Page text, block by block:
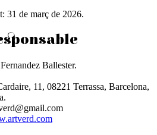
31 de març de 2026.
Ballester.
11, 08221 Terrassa, Barcelona,